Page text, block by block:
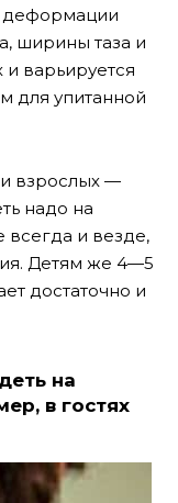
деформации
ширины таза и
варьируется
для упитанной
взрослых —
надо на
всегда и везде,
Детям же 4—5
достаточно и
на
в гостях